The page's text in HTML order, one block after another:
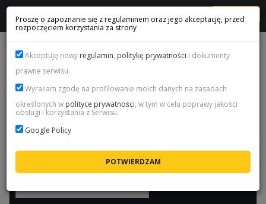
MENU
PLAYSTATION NETWORK - DOŁADOWANIE 100 PLN (ZŁ)
Cena:
99.99
zł / szt.
Dostępność:
Dostępny
Maksymalny czas dostawy:
Proszę o zapoznanie się z regulaminem oraz jego akceptację, przed
rozpoczęciem korzystania za strony
Akceptuję nowy regulamin, politykę prywatności i dokumenty
prawne serwisu.
Wyrażam zgodę na profilowanie moich danych na zasadach
określonych w polityce prywatności, w tym w celu poprawy jakości
obsługi i korzystania z Serwisu.
Google Policy